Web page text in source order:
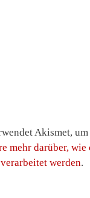
Akismet, um
mehr darüber, wie
werden.